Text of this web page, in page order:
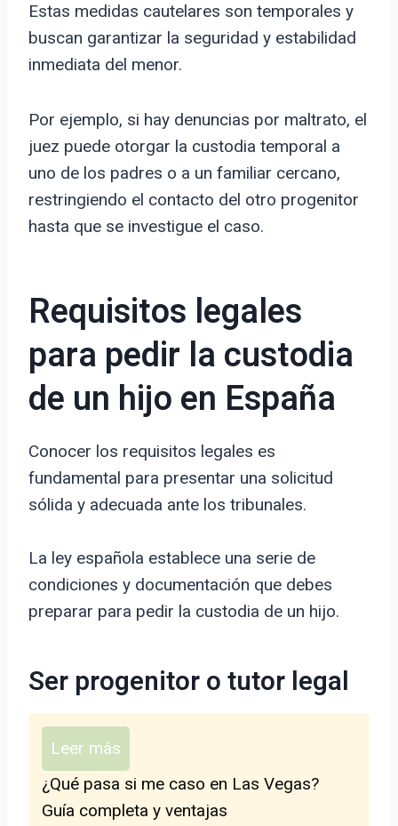
Estas medidas cautelares son temporales y
buscan garantizar la seguridad y estabilidad
inmediata del menor.
Por ejemplo, si hay denuncias por maltrato, el
juez puede otorgar la custodia temporal a
uno de los padres o a un familiar cercano,
restringiendo el contacto del otro progenitor
hasta que se investigue el caso.
Requisitos legales
para pedir la custodia
de un hijo en España
Conocer los requisitos legales es
fundamental para presentar una solicitud
sólida y adecuada ante los tribunales.
La ley española establece una serie de
condiciones y documentación que debes
preparar para pedir la custodia de un hijo.
Ser progenitor o tutor legal
Leer más
¿Qué pasa si me caso en Las Vegas?
Guía completa y ventajas